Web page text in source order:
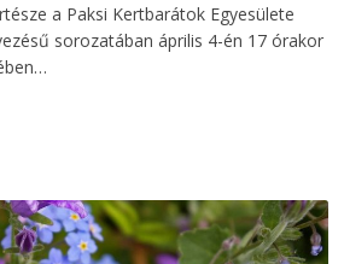
a Paksi Kertbarátok Egyesülete
sorozatában április 4-én 17 órakor